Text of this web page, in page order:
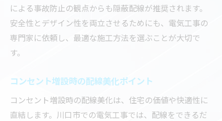
による事故防止の観点からも隠蔽配線が推奨されます。
安全性とデザイン性を両立させるためにも、電気工事の
専門家に依頼し、最適な施工方法を選ぶことが大切で
す。
コンセント増設時の配線美化ポイント
コンセント増設時の配線美化は、住宅の価値や快適性に
直結します。川口市での電気工事では、配線をできるだ